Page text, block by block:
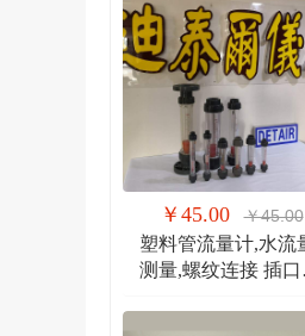
￥45.00 ￥45.00
塑料管流量计,水流
测量,螺纹连接 插口